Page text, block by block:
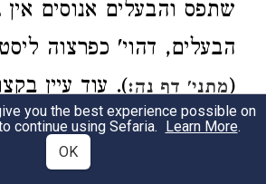
שתפס והבעלים אנוסים אין
הבעלים, דהוי' כפרצוה
(מתני' דף נה:). עוד עיין
אות א') שחולק על הש"ך,
אם הבעלים אנוסים גובים
you the best experience possible on
continue using Sefaria. Learn More.
OK